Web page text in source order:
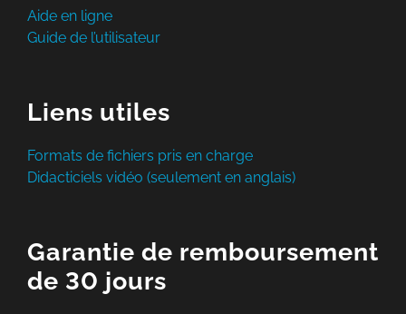
Aide en ligne
Guide de l’utilisateur
Liens utiles
Formats de fichiers pris en charge
Didacticiels vidéo (seulement en anglais)
Garantie de remboursement
de 30 jours